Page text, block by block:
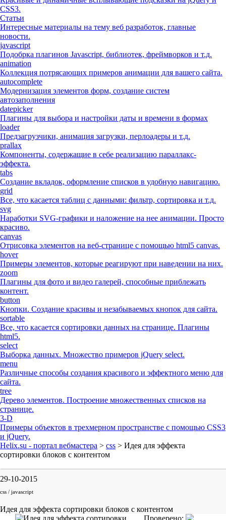
CSS3.
Статьи
Интересные материалы на тему веб разработок, главные
новости.
javascript
Подобрка плагинов Javascript, библиотек, фреймворков и т.д.
animation
Коллекция потрясающих примеров анимации для вашего сайта.
autocomplete
Модернизация элементов форм, создание систем
автозаполнения
datepicker
Плагины для выбора и настройки даты и времени в формах
loader
Предзагрузчики, анимация загрузки, перлоадеры и т.д.
prallax
Компоненты, содержащие в себе реализацию параллакс-
эффекта.
tabs
Создание вкладок, оформление списков в удобную навигацию.
grid
Все, что касается таблиц с данными: фильтр, сортировка и т.д.
svg
Наработки SVG-графики и наложение на нее анимации. Просто
красиво.
canvas
Отрисовка элементов на веб-странице с помощью html5 canvas.
hover
Примеры элементов, которые реагируют при наведении на них.
zoom
Плагины для фото и видео галерей, способные приблежать
контент.
button
Кнопки. Создание красивы и незабываемых кнопок для сайта.
sortable
Все, что касается сортировки данных на странице. Плагины
html5.
select
Выборка данных. Множество примеров jQuery select.
menu
Различные способы создания красивого и эффектного меню для
сайта.
tree
Дерево элементов. Построение множественных списков на
странице.
3-D
Примеры объектов в трехмерном пространстве с помощью CSS3
и jQuery.
Helix.su - портал вебмастера > css > Идея для эффекта
сортировки блоков с контентом
29-10-2015
css / javascript
Идея для эффекта сортировки блоков с контентом
Проверено: